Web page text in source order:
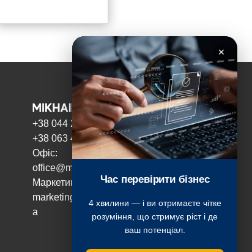
+38 044 221 3603
+38 063 466 8242
Офіс:
office@mikhailenko.com.ua
Маркетинг:
marketing@mikhailenko.com.u
a
✕
Час перевірити бізнес
4 хвилини — і ви отримаєте чітке
розуміння, що стримує ріст і де
ваш потенціал.